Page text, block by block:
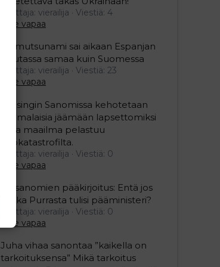
Aloittaja: vierailija
Viestiä: 4
Aihe vapaa
Mamutsunami sai aikaan Espanjan
Ceutassa samaa kuin Suomessa
Aloittaja: vierailija
Viestiä: 23
Aihe vapaa
Helsingin Sanomissa kehotetaan
suomalaisia jäämään lapsettomiksi
jotta maailma pelastuu
ekokatastrofilta.
Aloittaja: vierailija
Viestiä: 0
Aihe vapaa
Iltasanomien pääkirjoitus: Entä jos
Riikka Purrasta tulisi pääministeri?
Aloittaja: vierailija
Viestiä: 0
Aihe vapaa
Juha vihaa sanontaa ”kaikella on
tarkoituksensa” Mikä tarkoitus